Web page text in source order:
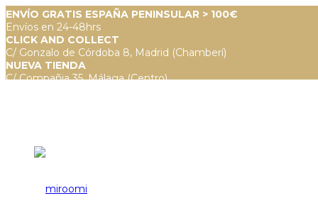
ENVÍO GRATIS ESPAÑA PENINSULAR > 100€
Envíos en 24-48hrs
CLICK AND COLLECT
C/ Gonzalo de Córdoba 8, Madrid (Chamberí)
NUEVA TIENDA
C/ Compañia 35, Málaga (Centro)